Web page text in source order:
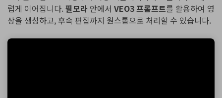
럽게 이어집니다.필모라 안에서 VEO3 프롬프트를 활용하여 영
상을 생성하고, 후속 편집까지 원스톱으로 처리할 수 있습니다.